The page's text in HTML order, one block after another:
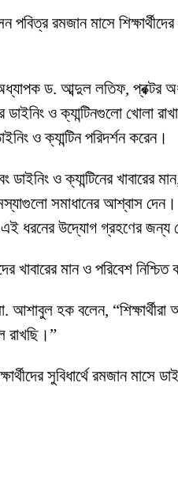
রমজান মাসে
অধ্যাপক ড. আব্দুল লতিফ,
ডাইনিং ও ক্যান্টিনগুলো
ও ক্যান্টিন পরিদর্শন করেন।
ডাইনিং ও ক্যান্টিনের
সমাধানের আশ্বাস
এই ধরনের উদ্যোগ গ্রহণের জন্য
খাবারের মান ও পরিবেশ
আশাবুল হক বলেন,
রাখছি।”
সুবিধার্থে রমজান মাসে